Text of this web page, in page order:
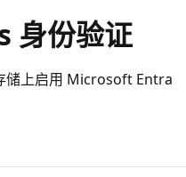
身份验证
储上启用 Microsoft Entra